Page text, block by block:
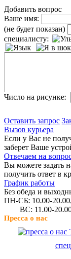
Добавить вопрос
Ваше имя:
(не будет показан)
специалисту:
Число на рисунке:
Оставить запрос
Вызов курьера
Если у Вас не
заберет Ваше
Отвечаем на
Вы можете задать
получить ответ в
График работы
Без обеда и
ПН-СБ: 10.00-20.00,
ВС: 11.00-
Пресса о нас